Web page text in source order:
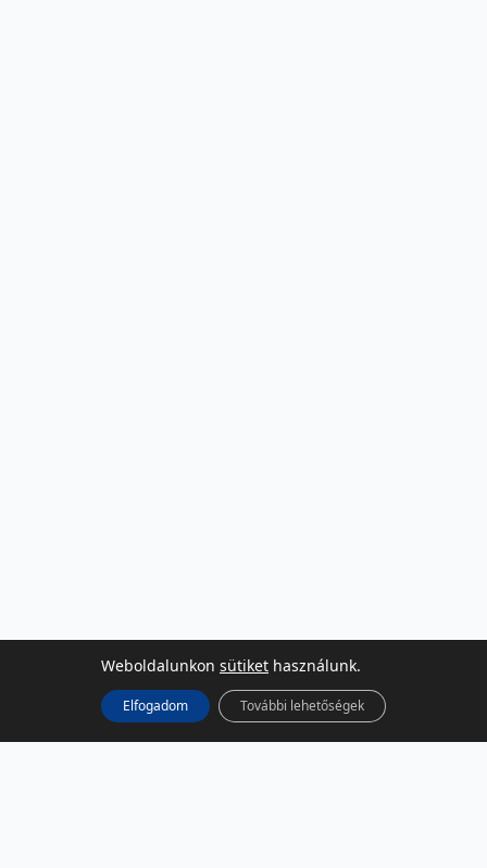
Weboldalunkon sütiket használunk.
Elfogadom További lehetőségek